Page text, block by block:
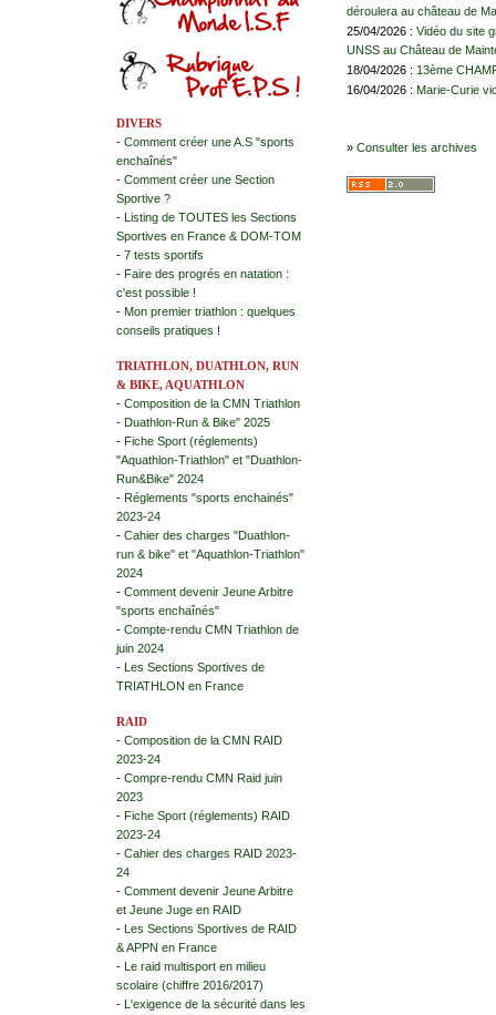
DIVERS
- Comment créer une A.S "sports
enchaînés"
- Comment créer une Section
Sportive ?
- Listing de TOUTES les Sections
Sportives en France & DOM-TOM
- 7 tests sportifs
- Faire des progrés en natation :
c'est possible !
- Mon premier triathlon : quelques
conseils pratiques !
TRIATHLON, DUATHLON, RUN
& BIKE, AQUATHLON
- Composition de la CMN Triathlon
- Duathlon-Run & Bike" 2025
- Fiche Sport (réglements)
"Aquathlon-Triathlon" et "Duathlon-
Run&Bike" 2024
- Réglements "sports enchainés"
2023-24
- Cahier des charges "Duathlon-
run & bike" et "Aquathlon-Triathlon"
2024
- Comment devenir Jeune Arbitre
"sports enchaînés"
- Compte-rendu CMN Triathlon de
juin 2024
- Les Sections Sportives de
TRIATHLON en France
RAID
- Composition de la CMN RAID
2023-24
- Compre-rendu CMN Raid juin
2023
- Fiche Sport (réglements) RAID
2023-24
- Cahier des charges RAID 2023-
24
- Comment devenir Jeune Arbitre
et Jeune Juge en RAID
- Les Sections Sportives de RAID
& APPN en France
- Le raid multisport en milieu
scolaire (chiffre 2016/2017)
- L'exigence de la sécurité dans les
déroulera au château de
25/04/2026 : Vidéo du site
UNSS au Château de
18/04/2026 : 13ème
16/04/2026 : Marie-Curie
» Consulter les archives